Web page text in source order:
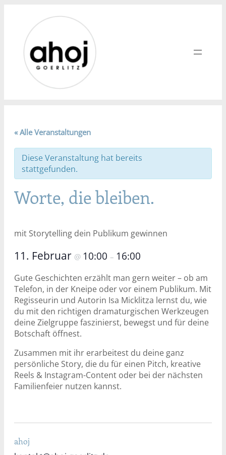
« Alle Veranstaltungen
Diese Veranstaltung hat bereits
stattgefunden.
Worte, die bleiben.
mit Storytelling dein Publikum gewinnen
11. Februar @ 10:00 – 16:00
Gute Geschichten erzählt man gern weiter – ob am
Telefon, in der Kneipe oder vor einem Publikum. Mit
Regisseurin und Autorin Isa Micklitza lernst du, wie
du mit den richtigen dramaturgischen Werkzeugen
deine Zielgruppe faszinierst, bewegst und für deine
Botschaft öffnest.
Zusammen mit ihr erarbeitest du deine ganz
persönliche Story, die du für einen Pitch, kreative
Reels & Instagram-Content oder bei der nächsten
Familienfeier nutzen kannst.
ahoj